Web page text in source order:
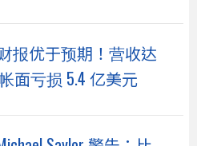
报优于预期！营收达
面亏损 5.4 亿美元